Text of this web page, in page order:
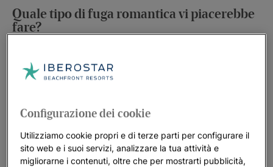
Quale tipo di fuga romantica vi piacerebbe
fare?
adatto a voi dipenderà dai vostri gusti, hobby e desideri. Da
Iberostar lo sappiamo bene, ed è per questo che abbiamo
Vi piace il sole e la spiaggia?
Allora una vacanza
romantica nei nostri hotel situati vicino alle migliori
spiagge del mondo è la scelta ideale.
Configurazione dei cookie
Utilizziamo cookie propri e di terze parti per configurare il
sito web e i suoi servizi, analizzare la tua attività e
migliorarne i contenuti, oltre che per mostrarti pubblicità,